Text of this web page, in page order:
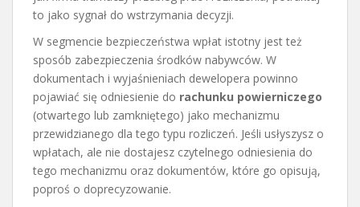
to jako sygnał do wstrzymania decyzji.
W segmencie bezpieczeństwa wpłat istotny jest też
sposób zabezpieczenia środków nabywców. W
dokumentach i wyjaśnieniach dewelopera powinno
pojawiać się odniesienie do rachunku powierniczego
(otwartego lub zamkniętego) jako mechanizmu
przewidzianego dla tego typu rozliczeń. Jeśli usłyszysz o
wpłatach, ale nie dostajesz czytelnego odniesienia do
tego mechanizmu oraz dokumentów, które go opisują,
poproś o doprecyzowanie.